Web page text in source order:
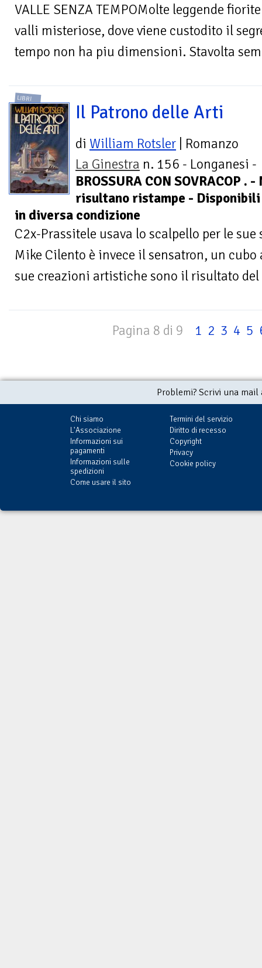
VALLE SENZA TEMPOMolte leggende
valli misteriose, dove viene custodito il
tempo non ha piu dimensioni. Stavolta
LIBRI
Il Patrono delle Arti
di William Rotsler | Romanzo
La Ginestra n. 156 - Longanesi -
BROSSURA CON SOVRACOP . -
risultano ristampe -
in diversa condizione
C2x-Prassitele usava lo scalpello per le
Mike Cilento è invece il sensatron, un
sue creazioni artistiche sono il risultato del
Pagina 8 di 9 1 2 3 4 5
Problemi? Scrivi una
Chi siamo
L'Associazione
Informazioni sui
pagamenti
Informazioni sulle
spedizioni
Come usare il sito
Termini del servizio
Diritto di recesso
Copyright
Privacy
Cookie policy